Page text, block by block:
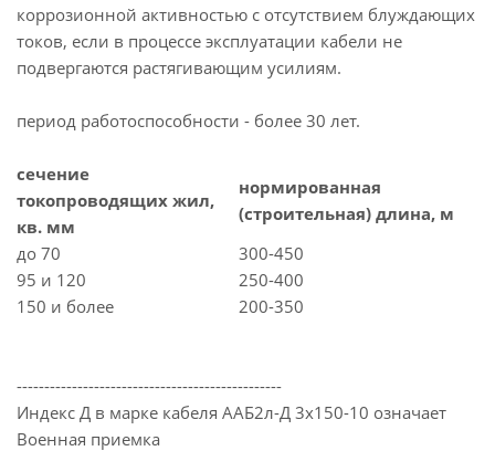
коррозионной активностью с отсутствием блуждающих
токов, если в процессе эксплуатации кабели не
подвергаются растягивающим усилиям.
период работоспособности - более 30 лет.
сечение
токопроводящих жил,
кв. мм
нормированная
(строительная) длина, м
до 70
300-450
95 и 120
250-400
150 и более
200-350
------------------------------------------------
Индекс Д в марке кабеля ААБ2л-Д 3х150-10 означает
Военная приемка